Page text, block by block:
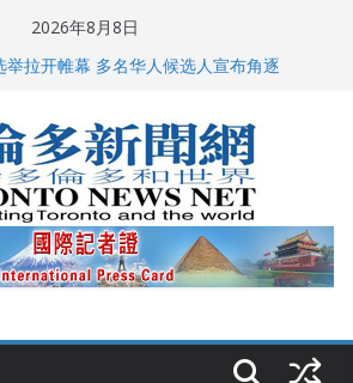
2026年8月8日
举拉开帷幕 多名华人候选人宣布角逐
少年儿童绘画比赛颁奖典礼多伦多举行
伦多骄傲大游行 与市民分享竞选理念